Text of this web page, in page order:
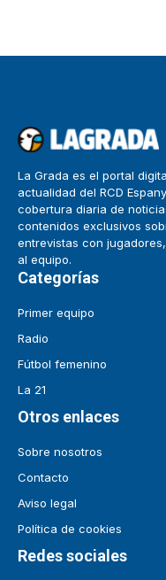
La Grada es el portal
actualidad del RCD
cobertura diaria de
contenidos exclusivos
entrevistas con
al equipo.
Categorías
Primer equipo
Radio
Fútbol femenino
La 21
Otros enlaces
Sobre nosotros
Contacto
Aviso legal
Política de cookies
Redes sociales